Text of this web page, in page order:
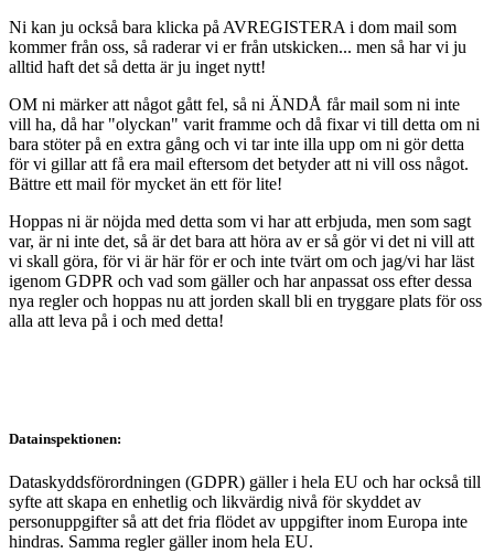
Ni kan ju också bara klicka på AVREGISTERA i dom mail som
kommer från oss, så raderar vi er från utskicken... men så har vi ju
alltid haft det så detta är ju inget nytt!
OM ni märker att något gått fel, så ni ÄNDÅ får mail som ni inte
vill ha, då har "olyckan" varit framme och då fixar vi till detta om ni
bara stöter på en extra gång och vi tar inte illa upp om ni gör detta
för vi gillar att få era mail eftersom det betyder att ni vill oss något.
Bättre ett mail för mycket än ett för lite!
Hoppas ni är nöjda med detta som vi har att erbjuda, men som sagt
var, är ni inte det, så är det bara att höra av er så gör vi det ni vill att
vi skall göra, för vi är här för er och inte tvärt om och jag/vi har läst
igenom GDPR och vad som gäller och har anpassat oss efter dessa
nya regler och hoppas nu att jorden skall bli en tryggare plats för oss
alla att leva på i och med detta!
Datainspektionen:
Dataskyddsförordningen (GDPR) gäller i hela EU och har också till
syfte att skapa en enhetlig och likvärdig nivå för skyddet av
personuppgifter så att det fria flödet av uppgifter inom Europa inte
hindras. Samma regler gäller inom hela EU.